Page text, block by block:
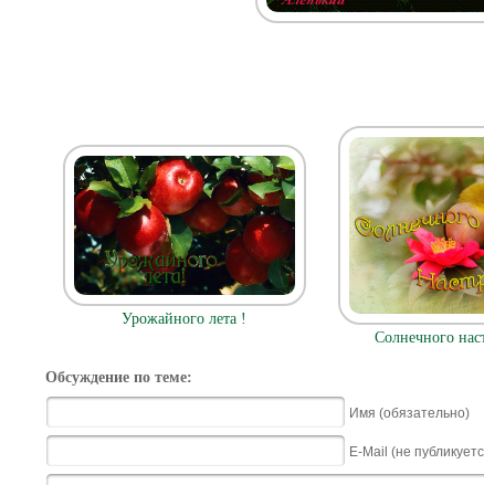
Урожайного лета !
Солнечного
Обсуждение по теме:
Имя (обязательно)
E-Mail (не